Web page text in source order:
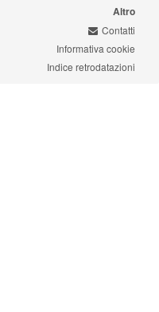
Altro
Contatti
Informativa cookie
Indice retrodatazioni